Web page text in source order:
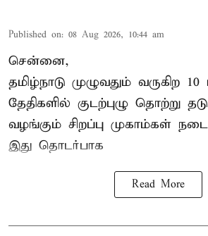
Published on: 08 Aug 2026, 10:44 am
சென்னை,
தமிழ்நாடு முழுவதும் வருகிற
தேதிகளில் குடற்புழு தொற்று
வழங்கும் சிறப்பு முகாம்கள்
இது தொடர்பாக
Read More